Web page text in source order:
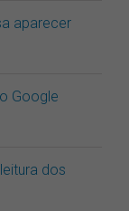
aparecer
Google
dos